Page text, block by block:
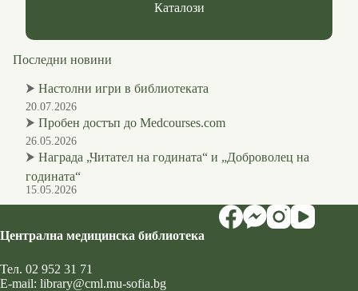
Каталози
Последни новини
⮞ Настолни игри в библиотеката
20.07.2026
⮞ Пробен достъп до Medcourses.com
26.05.2026
⮞ Награда „Читател на годината“ и „Доброволец на
годината“
15.05.2026
Централна медицинска библиотека
Тел. 02 952 31 71
Е-mail: library@cml.mu-sofia.bg